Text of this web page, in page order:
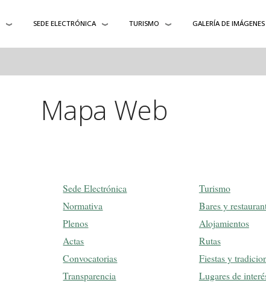
SEDE ELECTRÓNICA TURISMO GALERÍA DE IMÁGENES
Mapa Web
Sede Electrónica
Normativa
Plenos
Actas
Convocatorias
Transparencia
Turismo
Bares y
Alojamientos
Rutas
Fiestas y
Lugares de